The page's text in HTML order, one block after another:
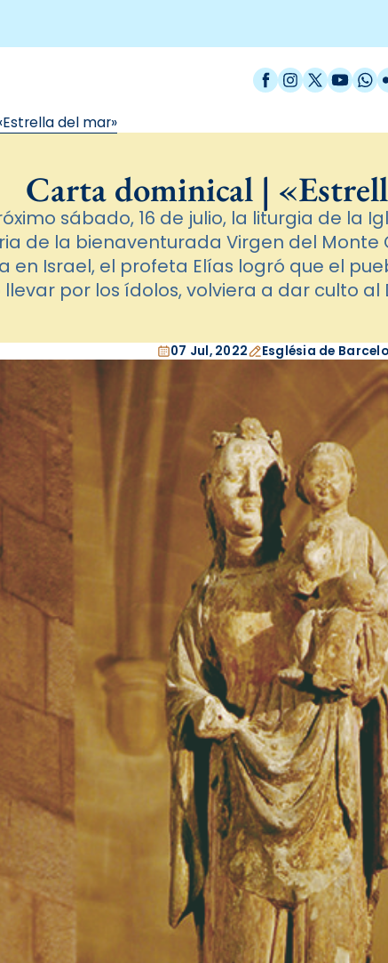
Facebook
Instagram
X / Twitter
del mar»
Carta dominical |
sábado, 16 de julio, la liturgia de la
de la bienaventurada Virgen del Monte
en Israel, el profeta Elías logró que el
por los ídolos, volviera a dar culto al
07 Jul, 2022 Església de